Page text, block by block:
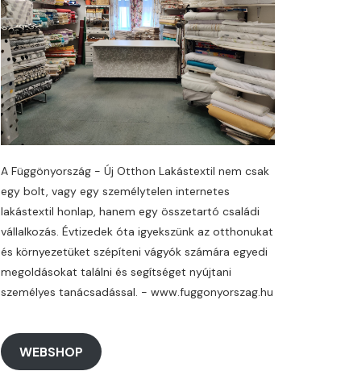
A Függönyország - Új Otthon Lakástextil nem csak
egy bolt, vagy egy személytelen internetes
lakástextil honlap, hanem egy összetartó családi
vállalkozás. Évtizedek óta igyekszünk az otthonukat
és környezetüket szépíteni vágyók számára egyedi
megoldásokat találni és segítséget nyújtani
személyes tanácsadással. - www.fuggonyorszag.hu
WEBSHOP